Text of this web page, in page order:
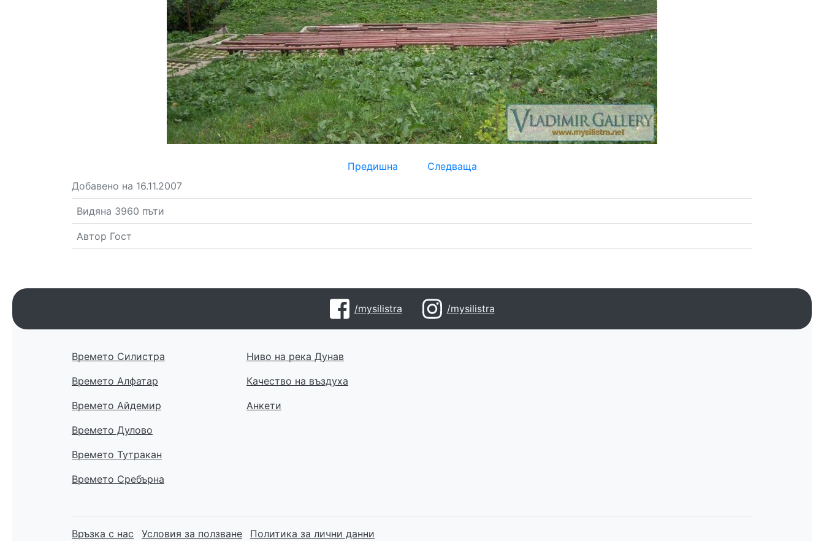
Предишна
Следваща
Добавено на 16.11.2007
Видяна 3960 пъти
Автор Гост
/mysilistra /mysilistra
Времето Силистра
Времето Алфатар
Времето Айдемир
Времето Дулово
Времето Тутракан
Времето Сребърна
Ниво на река Дунав
Качество на въздуха
Анкети
Връзка с нас Условия за ползване Политика за лични данни